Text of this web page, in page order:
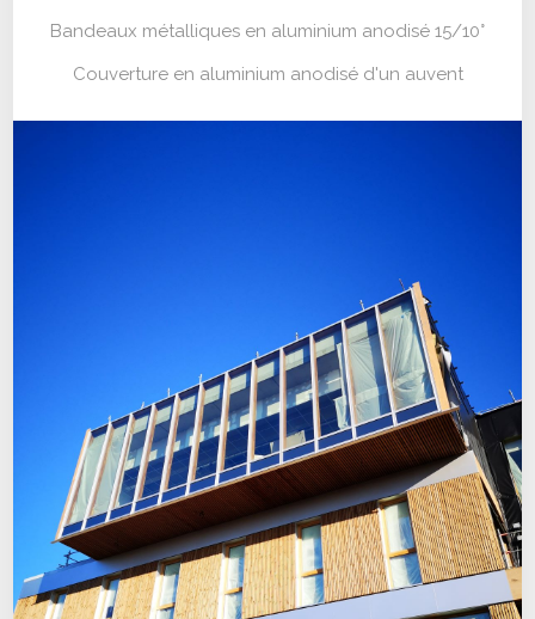
Bandeaux métalliques en aluminium anodisé 15/10°
Couverture en aluminium anodisé d'un auvent